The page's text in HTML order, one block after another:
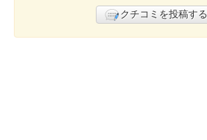
クチコミを投稿する